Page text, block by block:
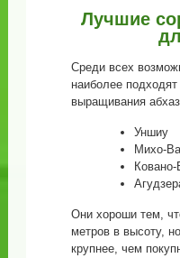
Лучшие
Среди всех
наиболее
выращивания
Уншиу
Михо-
Они хороши тем,
метров в высоту,
крупнее, чем